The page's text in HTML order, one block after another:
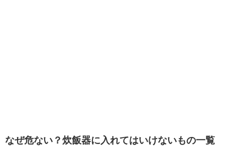
なぜ危ない？炊飯器に入れてはいけないもの一覧